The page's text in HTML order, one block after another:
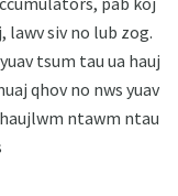
lawv siv no lub zog.
tsum tau ua hauj
qhov no nws yuav
ntawm ntau